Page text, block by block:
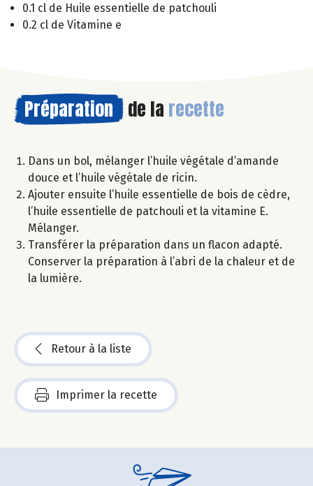
0.1 cl de Huile essentielle de patchouli
0.2 cl de Vitamine e
Préparation de la recette
Dans un bol, mélanger l’huile végétale d’amande
douce et l’huile végétale de ricin.
Ajouter ensuite l’huile essentielle de bois de cèdre,
l’huile essentielle de patchouli et la vitamine E.
Mélanger.
Transférer la préparation dans un flacon adapté.
Conserver la préparation à l’abri de la chaleur et de
la lumière.
Retour à la liste
Imprimer la recette